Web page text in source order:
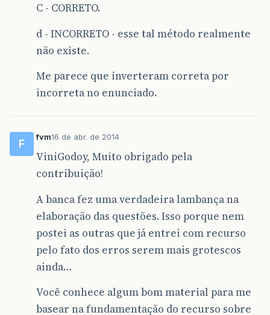
C - CORRETO.
d - INCORRETO - esse tal método realmente
não existe.
Me parece que inverteram correta por
incorreta no enunciado.
F
fvm16 de abr. de 2014
ViniGodoy, Muito obrigado pela
contribuição!
A banca fez uma verdadeira lambança na
elaboração das questões. Isso porque nem
postei as outras que já entrei com recurso
pelo fato dos erros serem mais grotescos
ainda…
Você conhece algum bom material para me
basear na fundamentação do recurso sobre